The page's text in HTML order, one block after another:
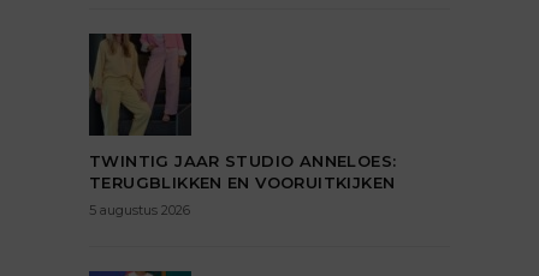
TWINTIG JAAR STUDIO ANNELOES:
TERUGBLIKKEN EN VOORUITKIJKEN
5 augustus 2026